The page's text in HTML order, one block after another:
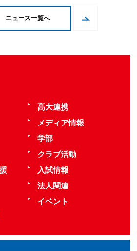
ニュース一覧へ
高大連携
メディア情報
学部
クラブ活動
入試情報
法人関連
イベント